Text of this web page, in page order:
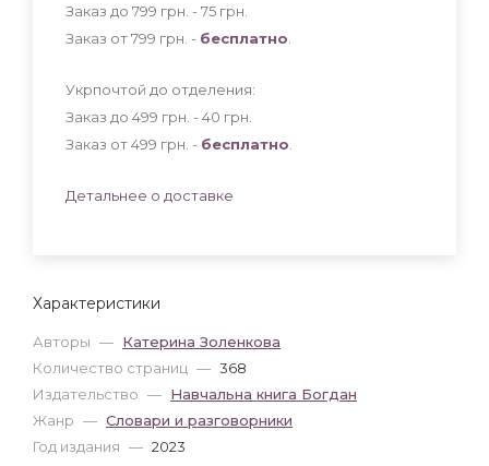
Характеристики
Авторы — Катерина Золенкова
Количество страниц — 368
Издательство — Навчальна книга Богдан
Жанр — Словари и разговорники
Год издания — 2023
Заказ до 799 грн. - 75 грн
Заказ от 799 грн. - бесплатно
Укрпочтой до отделения:
Заказ до 499 грн. - 40 грн
Заказ от 499 грн. - бесплатно
Детальнее о доставке